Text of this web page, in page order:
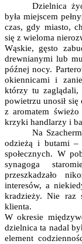
Dzielnica
była miejscem
czas, gdy miasto,
się z wieloma
Wąskie, gęsto
drewnianymi lub
późnej nocy.
okiennicami i
którzy tu zaglądali,
powietrzu unosił
z aromatem
krzyki handlarzy i
Na
odzieżą i butami –
społecznych. W
synagoga
przeszkadzało
interesów, a
kradzieży. Nie raz
klienta.
W okresie
dzielnica ta nadal
element